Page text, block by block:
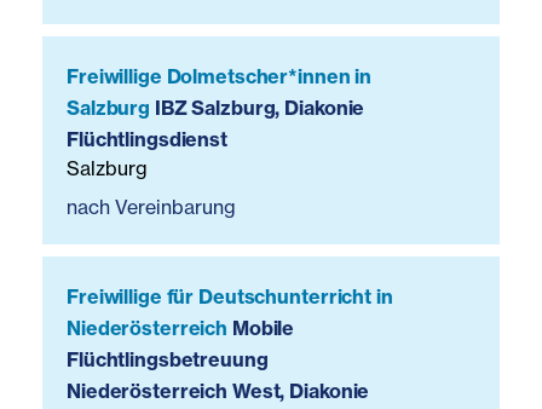
Freiwillige Dolmetscher*innen in
Salzburg IBZ Salzburg, Diakonie
Flüchtlingsdienst
Salzburg
nach Vereinbarung
Freiwillige für Deutschunterricht in
Niederösterreich Mobile
Flüchtlingsbetreuung
Niederösterreich West, Diakonie